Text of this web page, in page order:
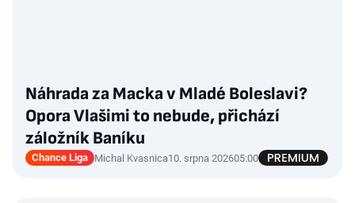
Náhrada za Macka v Mladé Boleslavi?
Opora Vlašimi to nebude, přichází
záložník Baníku
Chance Liga Michal Kvasnica10. srpna 202605:00